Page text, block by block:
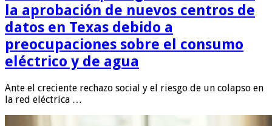
la aprobación de nuevos centros de
datos en Texas debido a
preocupaciones sobre el consumo
eléctrico y de agua
Ante el creciente rechazo social y el riesgo de un colapso en
la red eléctrica …